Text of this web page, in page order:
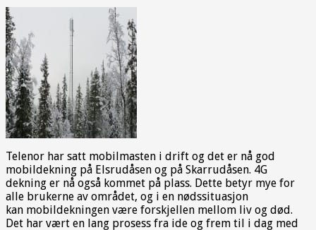
Telenor har satt mobilmasten i drift og det er nå god
mobildekning på Elsrudåsen og på Skarrudåsen. 4G
dekning er nå også kommet på plass. Dette betyr mye for
alle brukerne av området, og i en nødssituasjon
kan mobildekningen være forskjellen mellom liv og død.
Det har vært en lang prosess fra ide og frem til i dag med